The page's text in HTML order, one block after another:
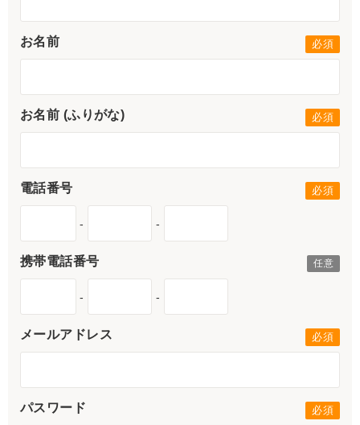
お名前
お名前 (ふりがな)
電話番号
- -
携帯電話番号
- -
メールアドレス
パスワード